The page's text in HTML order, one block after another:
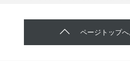
ページトップへ